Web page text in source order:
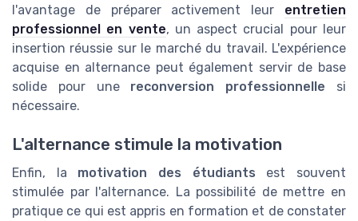
l'avantage de préparer activement leur entretien
professionnel en vente, un aspect crucial pour leur
insertion réussie sur le marché du travail. L'expérience
acquise en alternance peut également servir de base
solide pour une reconversion professionnelle si
nécessaire.
L'alternance stimule la motivation
Enfin, la motivation des étudiants est souvent
stimulée par l'alternance. La possibilité de mettre en
pratique ce qui est appris en formation et de constater